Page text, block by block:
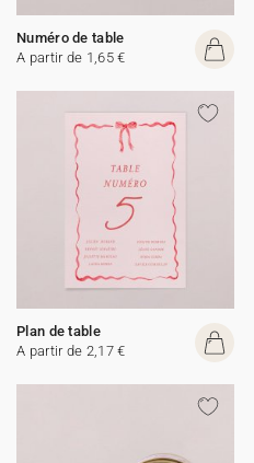
Numéro de table
A partir de 1,65 €
Plan de table
A partir de 2,17 €